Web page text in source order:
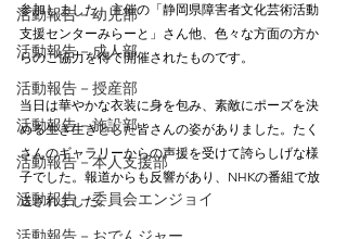
活動報告－幼児部
活動報告－成人部
活動報告－授産部
活動報告－施設部
活動報告－本人支援部
活動報告－委員会エンジョイ
参加しました。主催の「静岡県障害者文化芸術活動
支援センターみらーと」さん他、色々な方面の方か
らのご協力を得て開催されたものです。
当日は華やかな衣装に身を包み、素敵にポーズを決
める生き生きとした皆さんの姿がありました。たく
さんのギャラリーからの声援を受けて誇らしげな様
子でした。報道からも反響があり、NHKの番組で放
送されました。